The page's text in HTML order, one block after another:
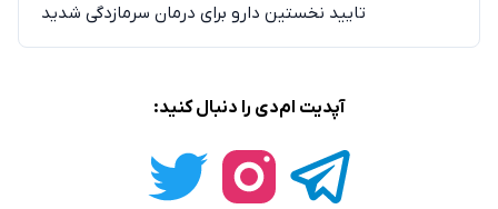
تایید نخستین دارو برای درمان سرما‌زدگی شدید
آپدیت ام‌دی را دنبال کنید: